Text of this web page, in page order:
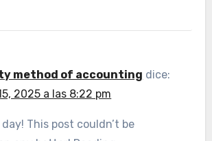
method of accounting dice:
2025 a las 8:22 pm
day! This post couldn’t be